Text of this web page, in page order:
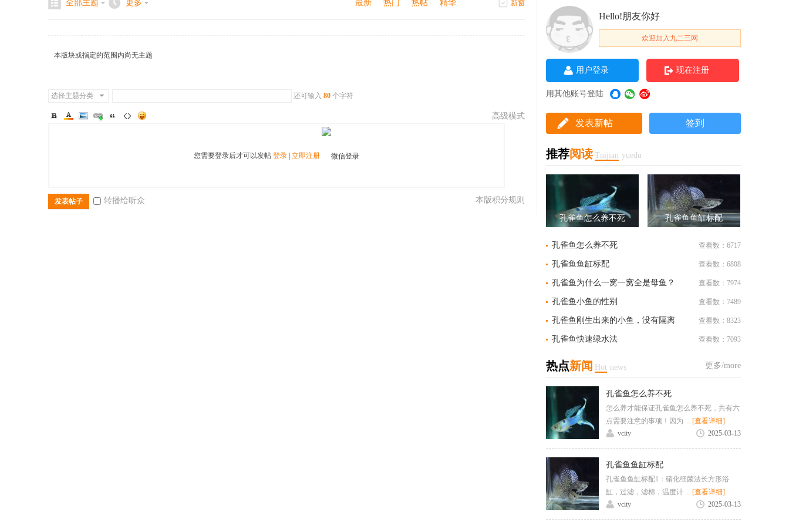
新窗
全部主题 更多 最新 热门 热帖 精华
本版块或指定的范围内尚无主题
选择主题分类 还可输入 80 个字符
高级模式
您需要登录后才可以发帖 登录 立即注册
本版积分规则
发表帖子 转播给听众
Hello!朋友你好
欢迎加入九二三网
用户登录 现在注册
用其他账号登陆
发表新帖 签到
推荐阅读 Tuijian yuedu
孔雀鱼怎么养不死 孔雀鱼鱼缸标配
孔雀鱼怎么养不死 查看数：6717
孔雀鱼鱼缸标配 查看数：6808
孔雀鱼为什么一窝一窝全是母鱼？ 查看数：7974
孔雀鱼小鱼的性别 查看数：7489
孔雀鱼刚生出来的小鱼，没有隔离
盒怎么办？
查看数：8323
孔雀鱼快速绿水法 查看数：7093
热点新闻 Hot news 更多/more
孔雀鱼怎么养不死
怎么养才能保证孔雀鱼怎么养不死，共有六
点需要注意的事项！因为 ... [查看详细]
vcity
2025-03-13
孔雀鱼鱼缸标配
孔雀鱼鱼缸标配1：硝化细菌法长方形浴
缸，过滤，滤棉，温度计 ... [查看详细]
vcity
2025-03-13